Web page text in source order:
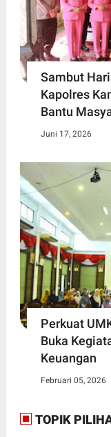
Sambut
Kapolres
Bantu
Juni 17, 2026
Perkuat
Buka
Keuangan
Februari 05, 2026
TOPIK